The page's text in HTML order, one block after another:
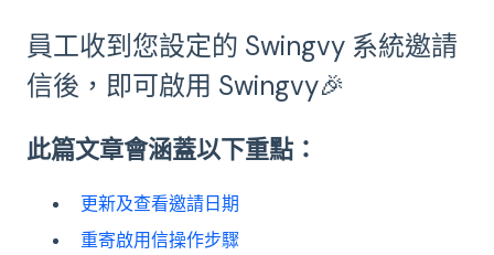
員工收到您設定的 Swingvy 系統邀請
信後，即可啟用 Swingvy🎉
此篇文章會涵蓋以下重點：
更新及查看邀請日期
重寄啟用信操作步驟